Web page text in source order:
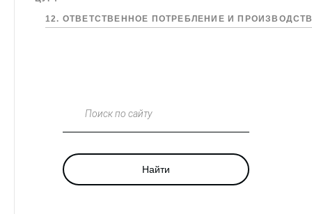
12. ОТВЕТСТВЕННОЕ ПОТРЕБЛЕНИЕ И
Поиск по сайту
Найти